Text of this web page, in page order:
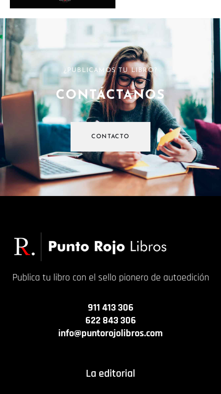
¿PUBLICAMOS TU LIBRO?
CONTÁCTANOS
CONTACTO
Publica tu libro con el sello pionero de autoedición
911 413 306
622 843 306
info@puntorojolibros.com
La editorial